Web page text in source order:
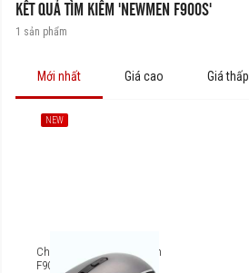
KẾT QUẢ TÌM KIẾM 'NEWMEN F900S'
1 sản phẩm
Mới nhất Giá cao Giá thấp
NEW
Chuột không dây Newmen
F900S Dual Mode